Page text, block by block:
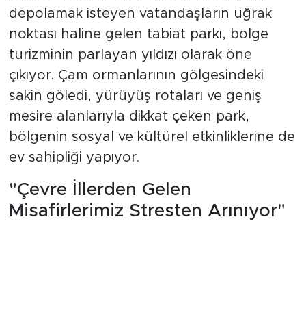
depolamak isteyen vatandaşların uğrak
noktası haline gelen tabiat parkı, bölge
turizminin parlayan yıldızı olarak öne
çıkıyor. Çam ormanlarının gölgesindeki
sakin göledi, yürüyüş rotaları ve geniş
mesire alanlarıyla dikkat çeken park,
bölgenin sosyal ve kültürel etkinliklerine de
ev sahipliği yapıyor.
"Çevre İllerden Gelen
Misafirlerimiz Stresten Arınıyor"